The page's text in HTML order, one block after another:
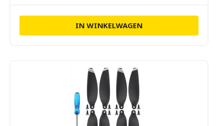
IN WINKELWAGEN